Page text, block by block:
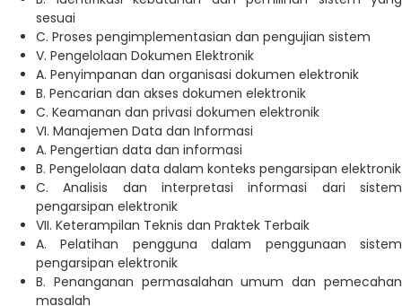
sesuai
C. Proses pengimplementasian dan pengujian sistem
V. Pengelolaan Dokumen Elektronik
A. Penyimpanan dan organisasi dokumen elektronik
B. Pencarian dan akses dokumen elektronik
C. Keamanan dan privasi dokumen elektronik
VI. Manajemen Data dan Informasi
A. Pengertian data dan informasi
B. Pengelolaan data dalam konteks pengarsipan elektronik
C. Analisis dan interpretasi informasi dari sistem
pengarsipan elektronik
VII. Keterampilan Teknis dan Praktek Terbaik
A. Pelatihan pengguna dalam penggunaan sistem
pengarsipan elektronik
B. Penanganan permasalahan umum dan pemecahan
masalah